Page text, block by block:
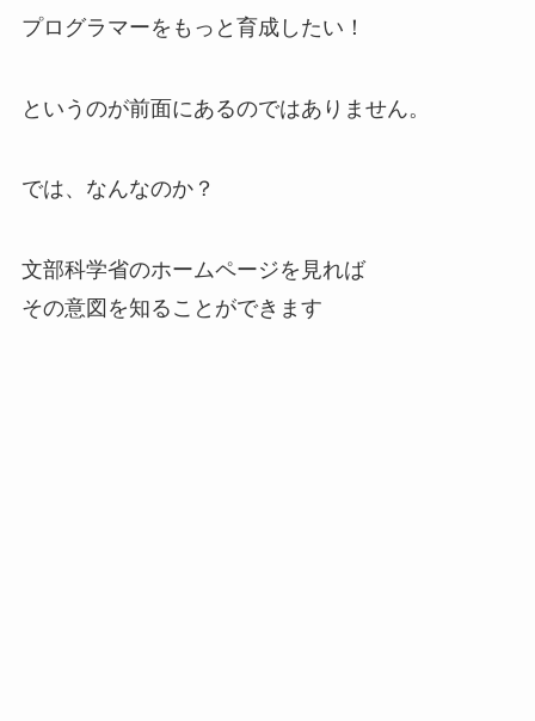
プログラマーをもっと育成したい！
というのが前面にあるのではありません。
では、なんなのか？
文部科学省のホームページを見れば
その意図を知ることができます